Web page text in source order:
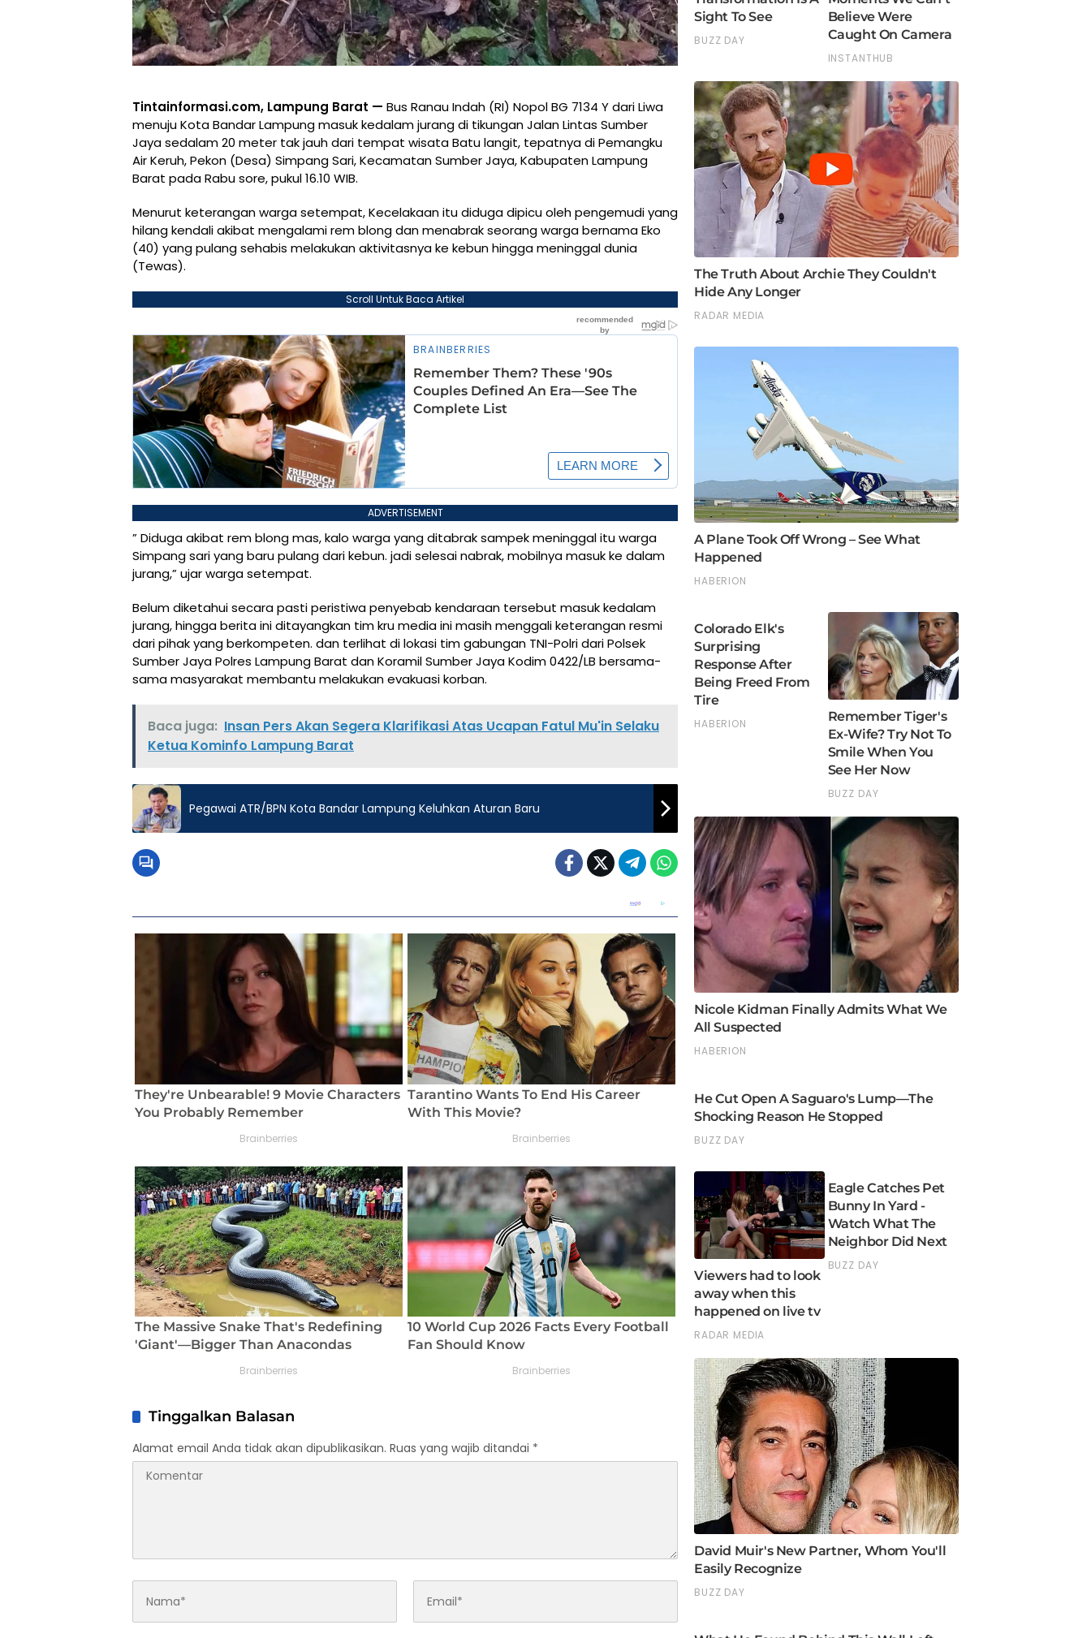
Tintainformasi.com, Lampung Barat — Bus Ranau Indah (RI) Nopol BG 7134 Y dari Liwa
menuju Kota Bandar Lampung masuk kedalam jurang di tikungan Jalan Lintas Sumber
Jaya sedalam 20 meter tak jauh dari tempat wisata Batu langit, tepatnya di Pemangku
Air Keruh, Pekon (Desa) Simpang Sari, Kecamatan Sumber Jaya, Kabupaten Lampung
Barat pada Rabu sore, pukul 16.10 WIB.
Menurut keterangan warga setempat, Kecelakaan itu diduga dipicu oleh pengemudi yang
hilang kendali akibat mengalami rem blong dan menabrak seorang warga bernama Eko
(40) yang pulang sehabis melakukan aktivitasnya ke kebun hingga meninggal dunia
(Tewas).
Scroll Untuk Baca Artikel
ADVERTISEMENT
” Diduga akibat rem blong mas, kalo warga yang ditabrak sampek meninggal itu warga
Simpang sari yang baru pulang dari kebun. jadi selesai nabrak, mobilnya masuk ke dalam
jurang,” ujar warga setempat.
Belum diketahui secara pasti peristiwa penyebab kendaraan tersebut masuk kedalam
jurang, hingga berita ini ditayangkan tim kru media ini masih menggali keterangan resmi
dari pihak yang berkompeten. dan terlihat di lokasi tim gabungan TNI-Polri dari Polsek
Sumber Jaya Polres Lampung Barat dan Koramil Sumber Jaya Kodim 0422/LB bersama-
sama masyarakat membantu melakukan evakuasi korban.
Baca juga: Insan Pers Akan Segera Klarifikasi Atas Ucapan Fatul Mu'in Selaku
Ketua Kominfo Lampung Barat
Pegawai ATR/BPN Kota Bandar Lampung Keluhkan Aturan Baru
Tinggalkan Balasan
Alamat email Anda tidak akan dipublikasikan. Ruas yang wajib ditandai *